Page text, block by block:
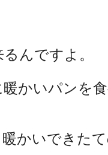
んですよ。
かいパンを
かいできた